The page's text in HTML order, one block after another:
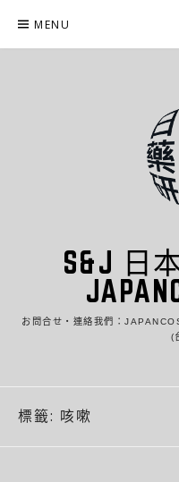
content
MENU
S&J 日
お問合せ・連絡我們：
(
標籤: 咳嗽